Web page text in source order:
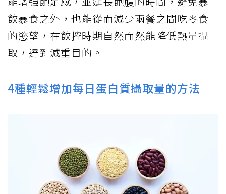
飲暴食之外，也能從而減少兩餐之間吃零食
的慾望，在飲控時期自然而然能降低熱量攝
取，達到減重目的。
4種輕鬆增加每日蛋白質攝取量的方法